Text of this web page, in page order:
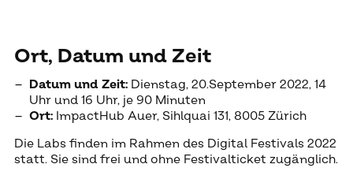
Ort, Da­tum und Zeit
Datum und Zeit: Dienstag, 20.September 2022, 14
Uhr und 16 Uhr, je 90 Minuten
Ort:ImpactHub Auer, Sihlquai 131, 8005 Zürich
Die Labs finden im Rahmen des Digital Festivals 2022
statt. Sie sind frei und ohne Festivalticket zugänglich.